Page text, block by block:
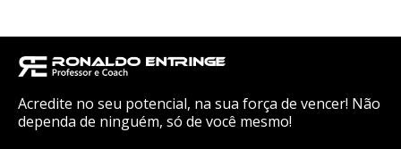
Acredite no seu potencial, na sua força de vencer! Não
dependa de ninguém, só de você mesmo!